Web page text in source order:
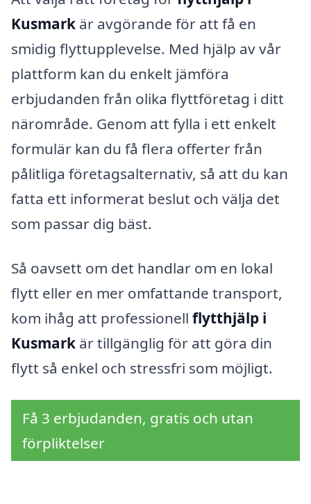
Kusmark är avgörande för att få en
smidig flyttupplevelse. Med hjälp av vår
plattform kan du enkelt jämföra
erbjudanden från olika flyttföretag i ditt
närområde. Genom att fylla i ett enkelt
formulär kan du få flera offerter från
pålitliga företagsalternativ, så att du kan
fatta ett informerat beslut och välja det
som passar dig bäst.
Så oavsett om det handlar om en lokal
flytt eller en mer omfattande transport,
kom ihåg att professionell flytthjälp i
Kusmark är tillgänglig för att göra din
flytt så enkel och stressfri som möjligt.
Få 3 erbjudanden, gratis och utan
förpliktelser